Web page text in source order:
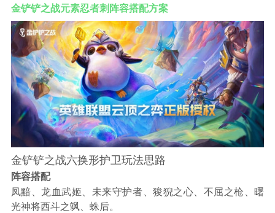
金铲铲之战元素忍者刺阵容搭配方案
金铲铲之战六换形护卫玩法思路
阵容搭配
凤黯、龙血武姬、未来守护者、狻猊之心、不屈之枪、曙
光神将西斗之飒、蛛后。